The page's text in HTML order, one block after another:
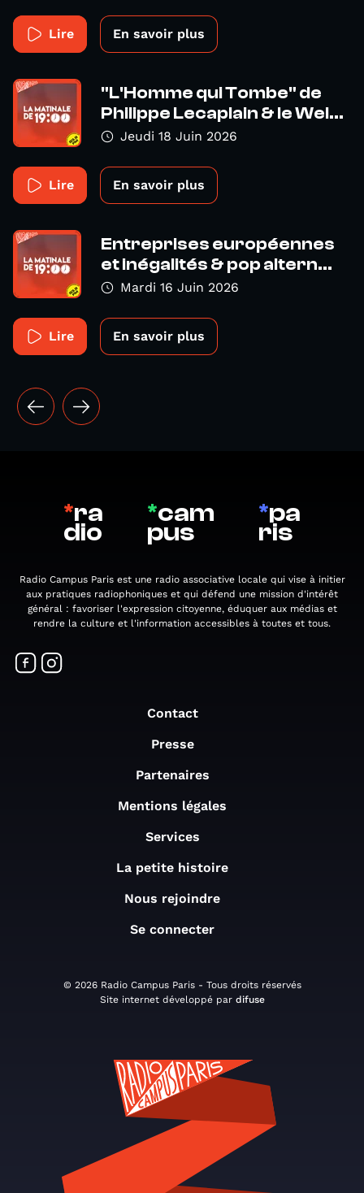
Lire En savoir plus
"L'Homme qui Tombe" de
Philippe Lecaplain & le Wel...
Jeudi 18 Juin 2026
Lire En savoir plus
Entreprises européennes
et inégalités & pop altern...
Mardi 16 Juin 2026
Lire En savoir plus
*ra
dio
*cam
pus
*pa
ris
Radio Campus Paris est une radio associative locale qui vise à initier
aux pratiques radiophoniques et qui défend une mission d'intérêt
général : favoriser l'expression citoyenne, éduquer aux médias et
rendre la culture et l'information accessibles à toutes et tous.
Contact
Presse
Partenaires
Mentions légales
Services
La petite histoire
Nous rejoindre
Se connecter
© 2026 Radio Campus Paris - Tous droits réservés
Site internet développé par difuse